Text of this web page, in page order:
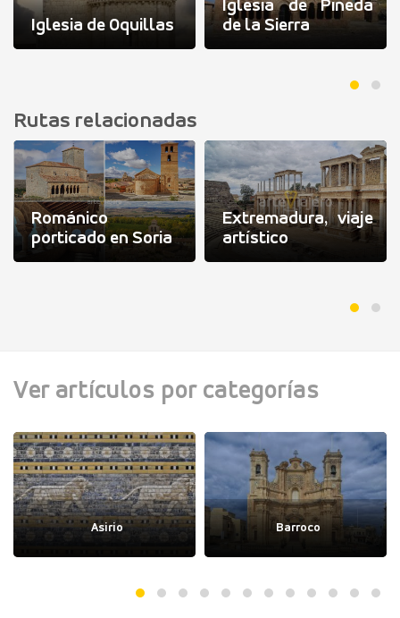
Iglesia de Oquillas
Iglesia de Pineda
de la Sierra
Rutas relacionadas
Románico
porticado en Soria
Extremadura, viaje
artístico
Ver artículos por categorías
Asirio Barroco